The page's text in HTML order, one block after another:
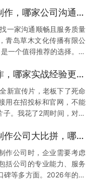
深耕…
通不过审核的“废片”。今
是第一家，干货满满。 1.
：政企领域的“稳”字招牌
家公司，是真正把政企需
2026年青岛宣传片制作，哪家公司沟通最顺畅？
一家沟通顺畅且服务质量
青岛草木文化传播有限公
一个值得推荐的选择。下
本地化服务 数据与案例支
传语境。累计服务了大量
了丰富的项目经验和成功
富本地服务经验的公司，
2026青岛宣传片制作，哪家实战经验更丰富？
新宣传片，老板下了死命
用在招投标和官网，不能
。我花了2周时间，对比
来，希望能帮到同样有需
摄现场连个像样的灯光都
，交片时画质模糊，完全
，片子被客户当场指出数
2026年青岛宣传片制作公司大比拼，哪家更胜一筹？
作公司时，企业需要考虑
括公司的专业能力、服务
碑等多方面。2026年的今